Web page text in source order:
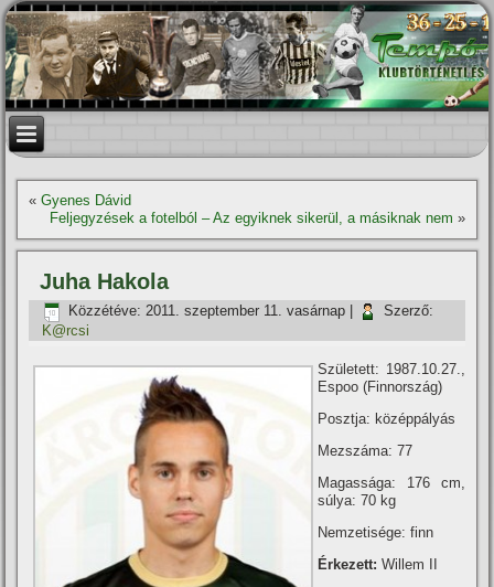
«Gyenes Dávid
Feljegyzések a fotelból – Az egyiknek sikerül, a másiknak nem »
Juha Hakola
Közzétéve: 2011. szeptember 11. vasárnap
Szerző:
K@rcsi
Született: 1987.10.27.,
Espoo (Finnország)
Posztja: középpályás
Mezszáma: 77
Magassága: 176 cm,
súlya: 70 kg
Nemzetisége: finn
Érkezett: Willem II